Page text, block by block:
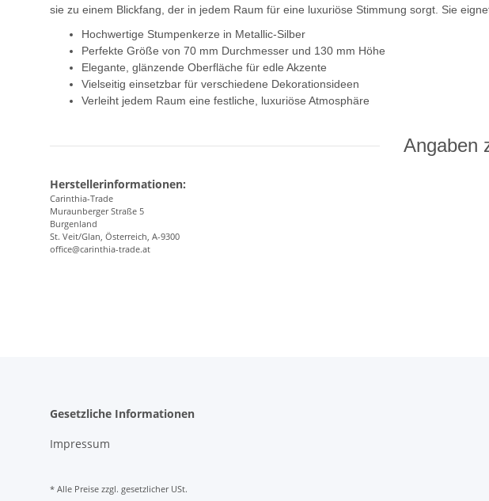
sie zu einem Blickfang, der in jedem Raum für eine luxuriöse Stimmung sorgt. Sie
Hochwertige Stumpenkerze in Metallic-Silber
Perfekte Größe von 70 mm Durchmesser und 130 mm Höhe
Elegante, glänzende Oberfläche für edle Akzente
Vielseitig einsetzbar für verschiedene Dekorationsideen
Verleiht jedem Raum eine festliche, luxuriöse Atmosphäre
Angaben
Herstellerinformationen:
Carinthia-Trade
Muraunberger Straße 5
Burgenland
St. Veit/Glan, Österreich, A-9300
office@carinthia-trade.at
Gesetzliche Informationen
Impressum
* Alle Preise zzgl. gesetzlicher USt.